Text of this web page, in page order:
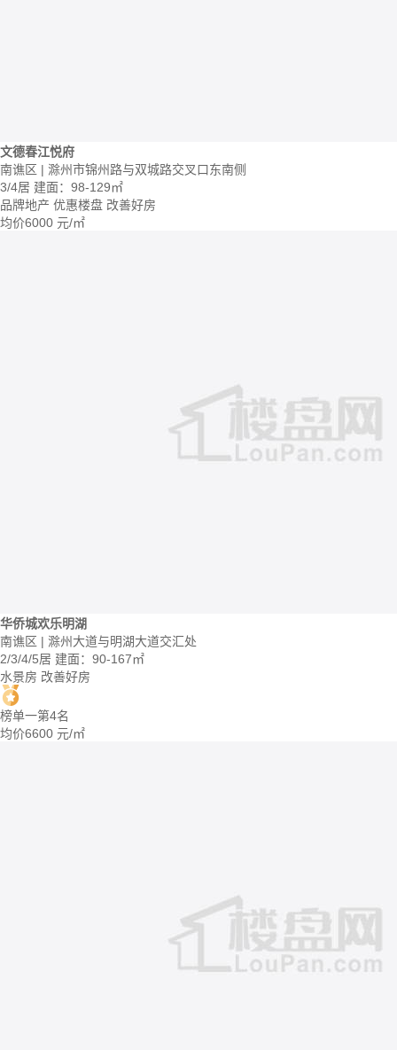
文德春江悦府
南谯区 | 滁州市锦州路与双城路交叉口东南侧
3/4居 建面：98-129㎡
品牌地产 优惠楼盘 改善好房
均价6000 元/㎡
华侨城欢乐明湖
南谯区 | 滁州大道与明湖大道交汇处
2/3/4/5居 建面：90-167㎡
水景房 改善好房
榜单一第4名
均价6600 元/㎡